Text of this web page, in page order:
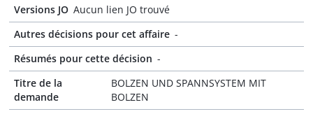
Versions JO Aucun lien JO trouvé
Autres décisions pour cet affaire -
Résumés pour cette décision -
Titre de la
demande
BOLZEN UND SPANNSYSTEM MIT
BOLZEN